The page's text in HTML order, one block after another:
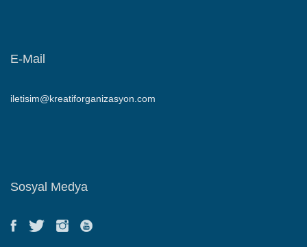
E-Mail
iletisim@kreatiforganizasyon.com
Sosyal Medya